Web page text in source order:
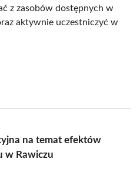
z zasobów dostępnych w
aktywnie uczestniczyć w
na temat efektów
w Rawiczu